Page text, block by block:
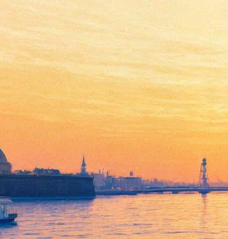
Петербуржцам представят